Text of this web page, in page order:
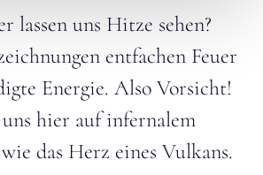
lassen uns Hitze sehen?
entfachen Feuer
Energie. Also Vorsicht!
hier auf infernalem
das Herz eines Vulkans.